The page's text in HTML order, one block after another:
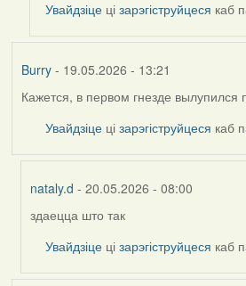
Увайдзіце цізарэгіструйцеся каб
Burry- 19.05.2026 - 13:21
Кажется, в первом гнезде вылупился
Увайдзіце цізарэгіструйцеся каб
nataly.d - 20.05.2026 - 08:00
In
reply
by
здаецца што так
Увайдзіце цізарэгіструйцеся каб